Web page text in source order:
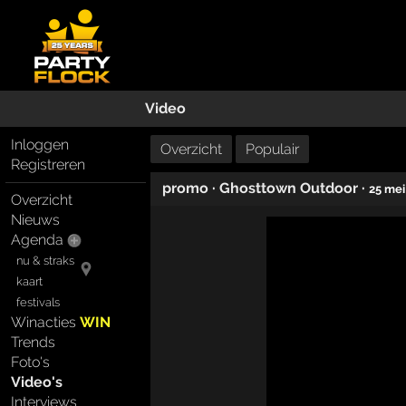
Video
Inloggen
Registreren
Overzicht
Nieuws
Agenda
nu & straks
kaart
festivals
WinactiesWIN
Trends
Foto's
Video's
Interviews
Overzicht Populair
promo· Ghosttown Outdoor· 25